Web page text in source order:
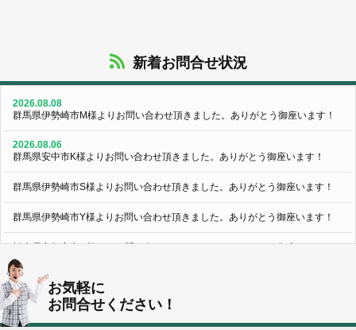
新着お問合せ状況
2026.08.08
群馬県伊勢崎市M様よりお問い合わせ頂きました。ありがとう御座います！
2026.08.06
群馬県安中市K様よりお問い合わせ頂きました。ありがとう御座います！
群馬県伊勢崎市S様よりお問い合わせ頂きました。ありがとう御座います！
群馬県伊勢崎市Y様よりお問い合わせ頂きました。ありがとう御座います！
栃木県宇都宮市U様よりお問い合わせ頂きました。ありがとう御座います！
2026.08.05
群馬県伊勢崎市N様よりお問い合わせ頂きました。ありがとう御座います！
群馬県高崎市O様よりお問い合わせ頂きました。ありがとう御座います！
お気軽に
お問合せください！